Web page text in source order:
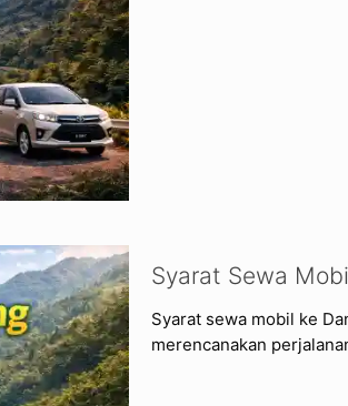
Syarat Sewa
Syarat sewa mobil ke
merencanakan